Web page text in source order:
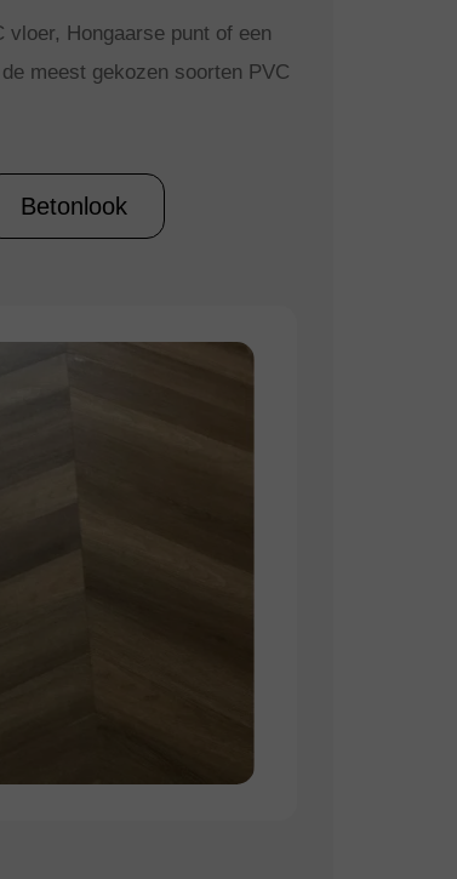
Hongaarse punt of een
meest gekozen soorten PVC
Betonlook